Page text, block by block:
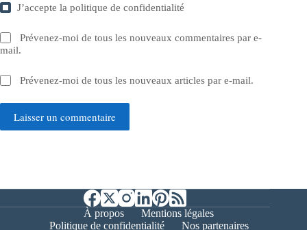
J’accepte lapolitique de confidentialité
Prévenez-moi de tous les nouveaux commentaires par e-
mail.
Prévenez-moi de tous les nouveaux articles par e-mail.
Laisser un commentaire
À propos
Mentions légales
Politique de confidentialité
Nos partenaires